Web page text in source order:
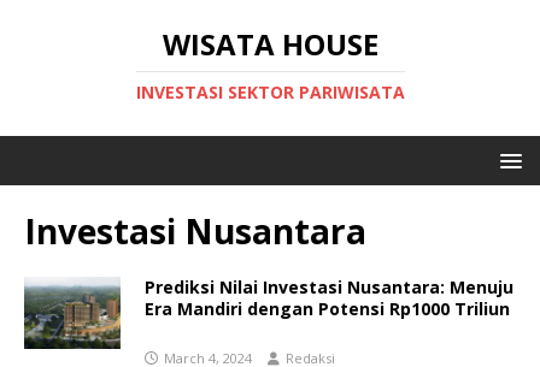
WISATA HOUSE
INVESTASI SEKTOR PARIWISATA
Investasi Nusantara
Prediksi Nilai Investasi Nusantara: Menuju
Era Mandiri dengan Potensi Rp1000 Triliun
March 4, 2024 Redaksi